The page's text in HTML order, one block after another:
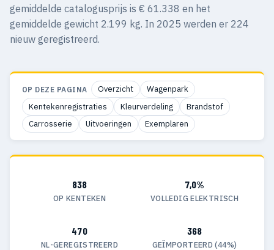
gemiddelde catalogusprijs is € 61.338 en het
gemiddelde gewicht 2.199 kg. In 2025 werden er 224
nieuw geregistreerd.
OP DEZE PAGINA Overzicht
Wagenpark
Kentekenregistraties
Kleurverdeling
Brandstof
Carrosserie
Uitvoeringen Exemplaren
838
OP KENTEKEN
7,0%
VOLLEDIG ELEKTRISCH
470
NL-GEREGISTREERD
368
GEÏMPORTEERD (44%)